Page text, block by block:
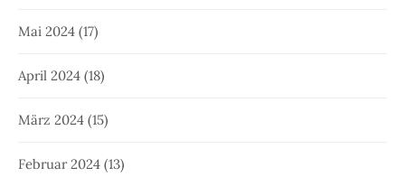
Mai 2024 (17)
April 2024 (18)
März 2024 (15)
Februar 2024 (13)